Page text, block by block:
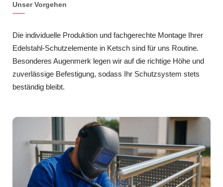
Unser Vorgehen
Die individuelle Produktion und fachgerechte Montage Ihrer
Edelstahl-Schutzelemente in Ketsch sind für uns Routine.
Besonderes Augenmerk legen wir auf die richtige Höhe und
zuverlässige Befestigung, sodass Ihr Schutzsystem stets
beständig bleibt.